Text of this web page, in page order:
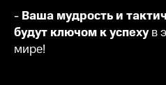
- Ваша мудрость и
будут ключом к успехув
мире!